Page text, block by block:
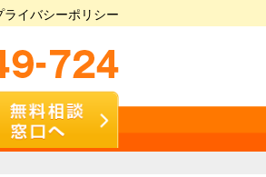
ライバシーポリシー